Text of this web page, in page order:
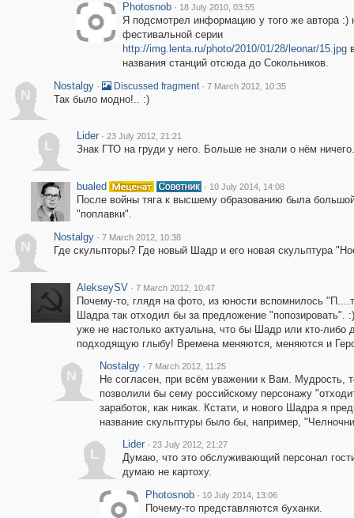
Photosnob · 18 July 2010, 03:55
Я подсмотрел информацию у того же автора :)
фестивальной серии
http://img.lenta.ru/photo/2010/01/28/leonar/15.jpg
названия станций отсюда до Сокольников.
N
Nostalgy · Discussed fragment · 7 March 2012, 10:35
Так было модно!.. :)
L
Lider · 23 July 2012, 21:21
Знак ГТО на груди у него. Больше не знали о нём
bualed · 10 July 2014, 14:08
После войны тяга к высшему образованию была
"поплавки".
N
Nostalgy · 7 March 2012, 10:38
Где скульпторы? Где новый Шадр и его новая скульптура
AlekseySV · 7 March 2012, 10:47
Почему-то, глядя на фото, из юности вспомнилось
Шадра так отходил бы за предложение
уже не настолько актуальна, что бы Шадр или кто-либо
подходящую глыбу! Времена меняются, меняются и
N
Nostalgy · 7 March 2012, 11:25
Не согласен, при всём уважении к Вам. Мудрость,
позволили бы сему российскому персонажу
заработок, как никак. Кстати, и нового Шадра я
название скульптуры было бы, например,
L
Lider · 23 July 2012, 21:27
Думаю, что это обслуживающий персонал
думаю не картоху.
Photosnob · 10 July 2014, 13:06
Почему-то представляются буханки.